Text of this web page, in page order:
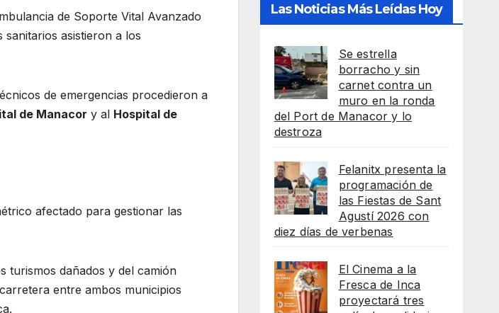
de Soporte Vital Avanzado
asistieron a los
de emergencias procedieron a
de Manacor y al Hospital de
afectado para gestionar las
turismos dañados y del camión
entre ambos municipios
Las Noticias Más Leídas Hoy
Se estrella
borracho y sin
carnet contra un
muro en la ronda
del Port de Manacor y lo
destroza
Felanitx presenta la
programación de
las Fiestas de Sant
Agustí 2026 con
diez días de verbenas
El Cinema a la
Fresca de Inca
proyectará tres